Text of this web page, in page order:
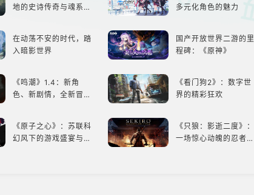
地的史诗传奇与魂系新
多元化角色的魅力
在动荡不安的时代，踏
入暗影世界
国产开放世界二游的里
程碑：《原神》
《鸣潮》1.4：新角
色、新剧情，全新冒险
《看门狗2》：数字世
界的精彩狂欢
《原子之心》：苏联科
幻风下的游戏盛宴与瑕
《只狼：影逝二度》：
一场惊心动魄的忍者之